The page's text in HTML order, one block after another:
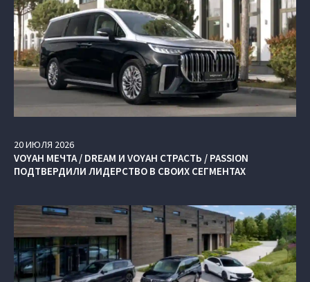
20ИЮЛЯ 2026
VOYAH МЕЧТА / DREAM И VOYAH СТРАСТЬ / PASSION
ПОДТВЕРДИЛИ ЛИДЕРСТВО В СВОИХ СЕГМЕНТАХ